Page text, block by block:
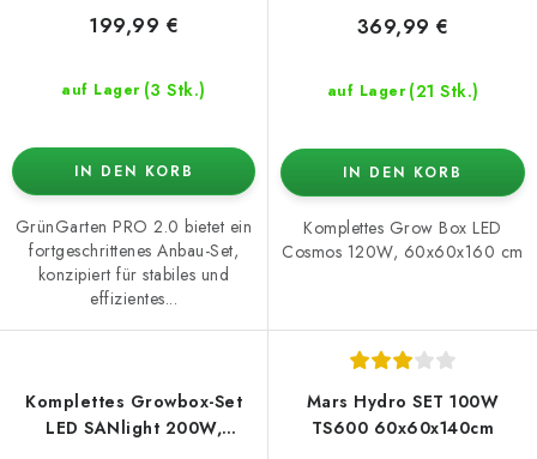
auf Lager (3 Stk.)
199,99 €
IN DEN KORB
GrünGarten PRO 2.0 bietet ein
fortgeschrittenes Anbau-Set,
konzipiert für stabiles und
effizientes...
auf Lager (21 Stk.)
369,99 €
IN DEN KORB
Komplettes Grow Box LED
Cosmos 120W, 60x60x160 cm
Komplettes Growbox-Set
LED SANlight 200W,
Mars Hydro SET 100W
TS600 60x60x140cm